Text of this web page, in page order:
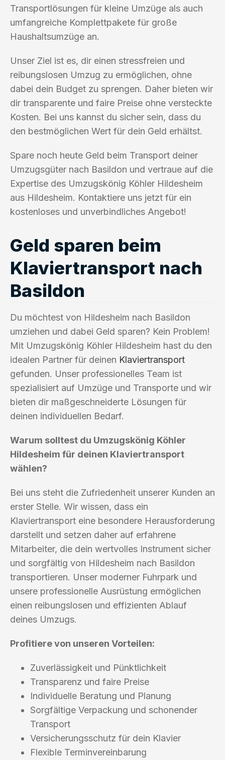
Transportlösungen für kleine Umzüge als auch
umfangreiche Komplettpakete für große
Haushaltsumzüge an.
Unser Ziel ist es, dir einen stressfreien und
reibungslosen Umzug zu ermöglichen, ohne
dabei dein Budget zu sprengen. Daher bieten wir
dir transparente und faire Preise ohne versteckte
Kosten. Bei uns kannst du sicher sein, dass du
den bestmöglichen Wert für dein Geld erhältst.
Spare noch heute Geld beim Transport deiner
Umzugsgüter nach Basildon und vertraue auf die
Expertise des Umzugskönig Köhler Hildesheim
aus Hildesheim. Kontaktiere uns jetzt für ein
kostenloses und unverbindliches Angebot!
Geld sparen beim
Klaviertransport nach
Basildon
Du möchtest von Hildesheim nach Basildon
umziehen und dabei Geld sparen? Kein Problem!
Mit Umzugskönig Köhler Hildesheim hast du den
idealen Partner für deinen Klaviertransport
gefunden. Unser professionelles Team ist
spezialisiert auf Umzüge und Transporte und wir
bieten dir maßgeschneiderte Lösungen für
deinen individuellen Bedarf.
Warum solltest du Umzugskönig Köhler
Hildesheim für deinen Klaviertransport
wählen?
Bei uns steht die Zufriedenheit unserer Kunden an
erster Stelle. Wir wissen, dass ein
Klaviertransport eine besondere Herausforderung
darstellt und setzen daher auf erfahrene
Mitarbeiter, die dein wertvolles Instrument sicher
und sorgfältig von Hildesheim nach Basildon
transportieren. Unser moderner Fuhrpark und
unsere professionelle Ausrüstung ermöglichen
einen reibungslosen und effizienten Ablauf
deines Umzugs.
Profitiere von unseren Vorteilen:
Zuverlässigkeit und Pünktlichkeit
Transparenz und faire Preise
Individuelle Beratung und Planung
Sorgfältige Verpackung und schonender
Transport
Versicherungsschutz für dein Klavier
Flexible Terminvereinbarung